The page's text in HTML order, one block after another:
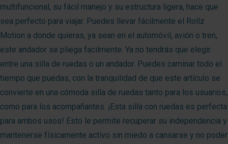
multifuncional, su fácil manejo y su estructura ligera, hace que
sea perfecto para viajar. Puedes llevar fácilmente el Rollz
Motion a donde quieras, ya sean en el automóvil, avión o tren,
este andador se pliega facilmente. Ya no tendrás que elegir
entre una silla de ruedas o un andador. Puedes caminar todo el
tiempo que puedas, con la tranquilidad de que este artículo se
convierte en una cómoda silla de ruedas tanto para los usuarios,
como para los acompañantes. ¡Esta silla con ruedas es perfecta
para ambos usos! Esto le permite recuperar su independencia y
mantenerse físicamente activo sin miedo a cansarse y no poder